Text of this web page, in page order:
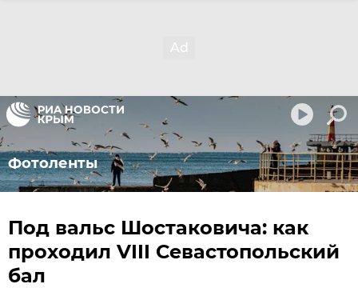
Фотоленты
Под вальс Шостаковича: как
проходил VIII Севастопольский
бал